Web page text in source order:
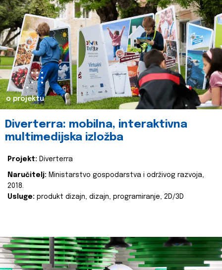
o projektu
Diverterra: mobilna, interaktivna
multimedijska izložba
Projekt: Diverterra
Naručitelj: Ministarstvo gospodarstva i održivog razvoja,
2018.
Usluge: produkt dizajn, dizajn, programiranje, 2D/3D